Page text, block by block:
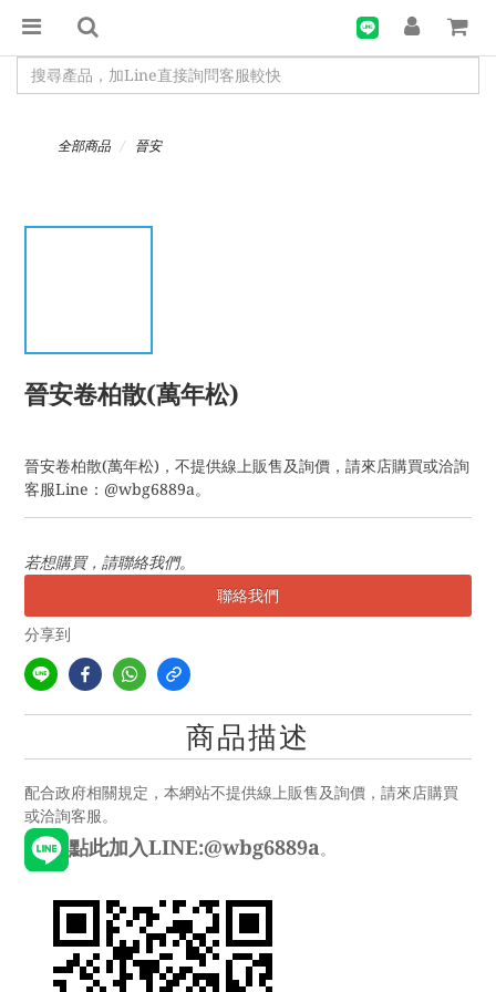
全部商品 晉安
晉安卷柏散(萬年松)
晉安卷柏散(萬年松)，不提供線上販售及詢價，請來店購買或洽詢
客服Line：@wbg6889a。
若想購買，請聯絡我們。
聯絡我們
分享到
商品描述
配合政府相關規定，本網站不提供線上販售及詢價，請來店購買
或洽詢客服。
點此加入LINE:@wbg6889a。